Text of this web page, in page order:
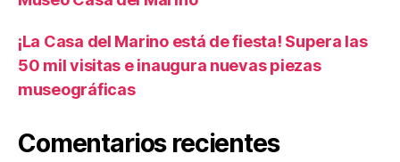
¡La Casa del Marino está de fiesta! Supera las
50 mil visitas e inaugura nuevas piezas
museográficas
Comentarios recientes